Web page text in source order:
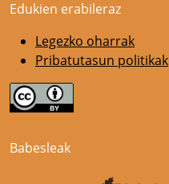
Edukien erabileraz
Legezko oharrak
Pribatutasun politikak
Babesleak